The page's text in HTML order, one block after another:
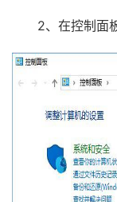
2、在控制面板